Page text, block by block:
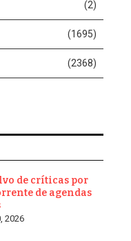
como continuei
sua equipe, a verdade
e da democracia”,
que o país “não
e concluiu: “Hoje,
institucional a todos